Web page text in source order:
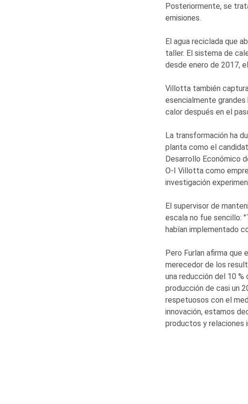
Posteriormente, se
emisiones.
El agua reciclada que
taller. El sistema de
desde enero de 2017,
Villotta también
esencialmente grandes
calor después en el
La transformación ha
planta como el
Desarrollo Económico
O-I Villotta como
investigación
El supervisor de
escala no fue sencillo:
habían implementado
Pero Furlan afirma que
merecedor de los
una reducción del 10
producción de casi un
respetuosos con el
innovación, estamos
productos y relaciones